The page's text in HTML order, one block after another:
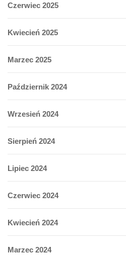
Czerwiec 2025
Kwiecień 2025
Marzec 2025
Październik 2024
Wrzesień 2024
Sierpień 2024
Lipiec 2024
Czerwiec 2024
Kwiecień 2024
Marzec 2024